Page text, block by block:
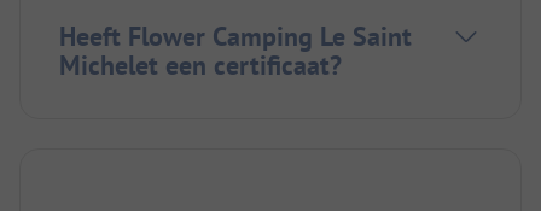
Heeft Flower Camping Le Saint
Michelet een certificaat?